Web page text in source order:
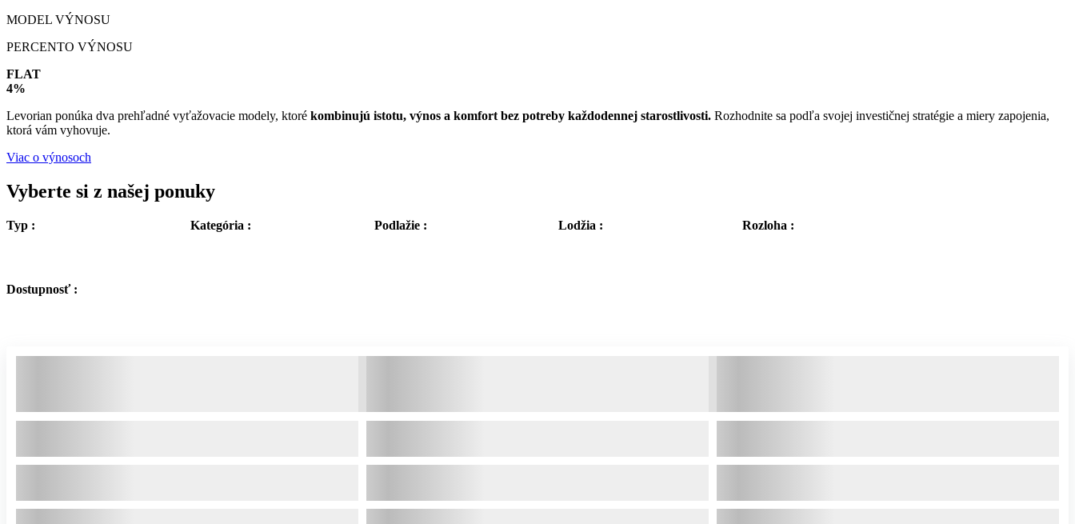
MODEL VÝNOSU
PERCENTO VÝNOSU
FLAT
4%
Levorian ponúka dva prehľadné vyťažovacie modely, ktoré kombinujú istotu, výnos a komfort bez potreby každodennej starostlivosti. Rozhodnite sa podľa svojej investičnej stratégie a miery zapojenia,
ktorá vám vyhovuje.
Viac o výnosoch
Vyberte si z našej ponuky
Typ : Kategória : Podlažie : Lodžia : Rozloha :
Dostupnosť :